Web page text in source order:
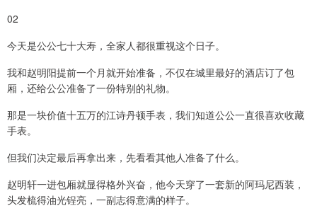
02
今天是公公七十大寿，全家人都很重视这个日子。
我和赵明阳提前一个月就开始准备，不仅在城里最好的酒店订了包
厢，还给公公准备了一份特别的礼物。
那是一块价值十五万的江诗丹顿手表，我们知道公公一直很喜欢收藏
手表。
但我们决定最后再拿出来，先看看其他人准备了什么。
赵明轩一进包厢就显得格外兴奋，他今天穿了一套新的阿玛尼西装，
头发梳得油光锃亮，一副志得意满的样子。